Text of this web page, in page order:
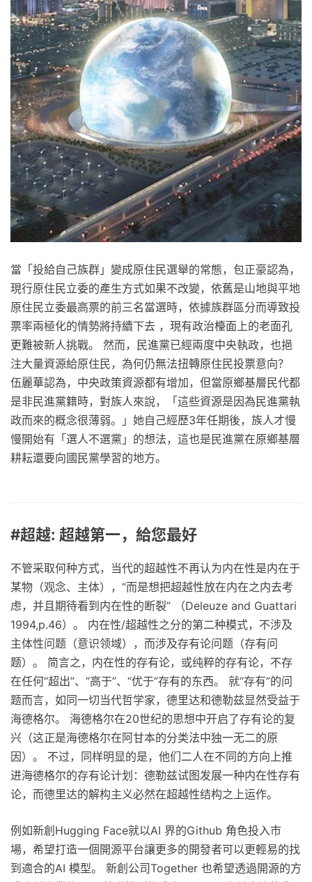
當「投給自己族群」變成原住民選舉的常態，包正豪認為，
現行原住民立委的產生方式如果不改變，依舊是山地與平地
原住民立委最高票的前三名當選時，依據族群區分而導致投
票率兩極化的情勢將持續下去 ，現有政治檯面上的老面孔
更難被新人挑戰。 然而，民進黨已經兩度中央執政，也挹
注大量資源給原住民，為何仍無法扭轉原住民投票意向？
伍麗華認為，中央政策資源都有增加，但當原鄉基層民代都
是非民進黨籍時，對族人來說，「這些資源是因為民進黨執
政而來的概念很薄弱。」她自己經歷3年任期後，族人才慢
慢開始有「選人不選黨」的想法，這也是民進黨在原鄉基層
耕耘還要向國民黨學習的地方。
#超越: 超越第一，給您最好
不管采取何种方式，当代的超越性不再认为内在性是内在于
某物（观念、主体），“而是想把超越性放在内在之内去考
虑，并且期待看到内在性的断裂” （Deleuze and Guattari
1994,p.46）。 内在性/超越性之分的第二种模式，不涉及
主体性问题（意识领域），而涉及存有论问题（存有问
题）。 简言之，内在性的存有论，或纯粹的存有论，不存
在任何“超出”、“高于”、“优于”存有的东西。 就“存有”的问
题而言，如同一切当代哲学家，德里达和德勒兹显然受益于
海德格尔。 海德格尔在20世纪的思想中开启了存有论的复
兴（这正是海德格尔在阿甘本的分类法中独一无二的原
因）。 不过，同样明显的是，他们二人在不同的方向上推
进海德格尔的存有论计划：德勒兹试图发展一种内在性存有
论，而德里达的解构主义必然在超越性结构之上运作。
例如新創Hugging Face就以AI 界的Github 角色投入市
場，希望打造一個開源平台讓更多的開發者可以更輕易的找
到適合的AI 模型。 新創公司Together 也希望透過開源的方